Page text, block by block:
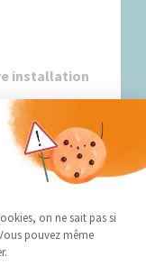
installation
des heures
on ne sait pas si
pouvez même